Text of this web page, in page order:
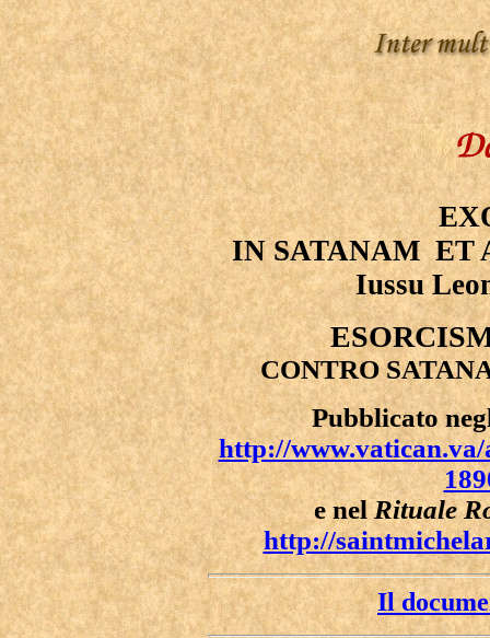
IN SATANAM ET
Iussu
CONTRO
Pubblicato
http://www.vatican.va/
e nelRituale
http://
Il